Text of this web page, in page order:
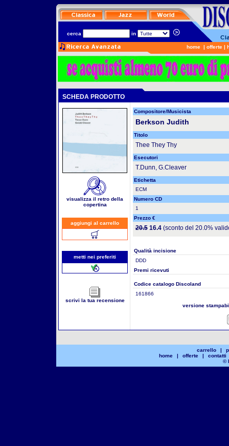
cerca in
home | offerte |
SCHEDA PRODOTTO
visualizza il retro della
copertina
aggiungi al carrello
metti nei preferiti
scrivi la tua recensione
Compositore/Musicista
Berkson Judith
Titolo
Thee They Thy
Esecutori
T.Dunn, G.Cleaver
Etichetta
ECM
Numero CD
1
Prezzo €
20.5 16.4(sconto del 20.0%
Qualità incisione
DDD
Premi ricevuti
Codice catalogo Discoland
161866
versione
carrello |
home
| offerte |
contatti
©